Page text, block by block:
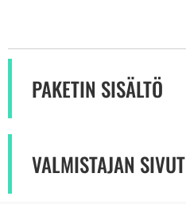
PAKETIN SISÄLTÖ
VALMISTAJAN SIVUT